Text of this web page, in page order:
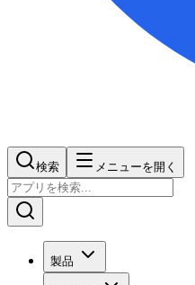
検索 メニューを開く
製品